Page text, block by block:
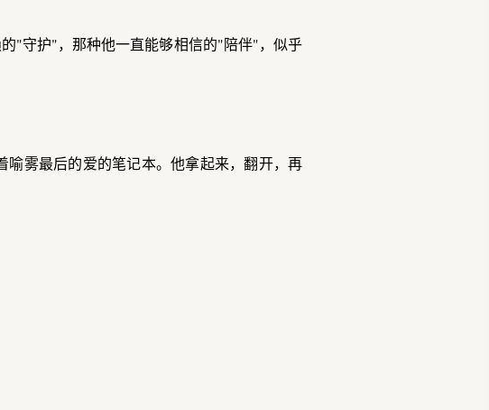
"守护"，那种他一直能够相信的"陪伴"，似乎
雾最后的爱的笔记本。他拿起来，翻开，再